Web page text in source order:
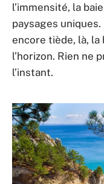
l’immensité, la
paysages
encore tiède, là, la
l’horizon. Rien ne
l’instant.